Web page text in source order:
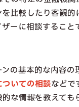
比較したり客観的
ーに相談することで
の基本的な内容の
いての相談などで
な情報を教えても